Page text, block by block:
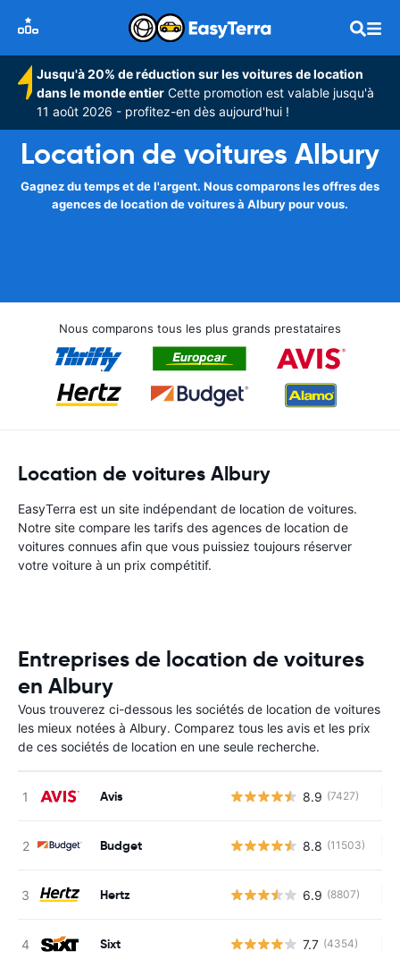
Jusqu'à 20% de réduction sur les voitures de location
dans le monde entier Cette promotion est valable jusqu'à
11 août 2026 - profitez-en dès aujourd'hui !
Location de voitures Albury
Gagnez du temps et de l'argent. Nous comparons les offres des
agences de location de voitures à Albury pour vous.
Nous comparons tous les plus grands prestataires
Location de voitures Albury
EasyTerra est un site indépendant de location de voitures.
Notre site compare les tarifs des agences de location de
voitures connues afin que vous puissiez toujours réserver
votre voiture à un prix compétitif.
Entreprises de location de voitures
en Albury
Vous trouverez ci-dessous les sociétés de location de voitures
les mieux notées à Albury. Comparez tous les avis et les prix
de ces sociétés de location en une seule recherche.
Avis 8.9 (7427)
Budget 8.8 (11503)
Hertz 6.9 (8807)
Sixt 7.7 (4354)